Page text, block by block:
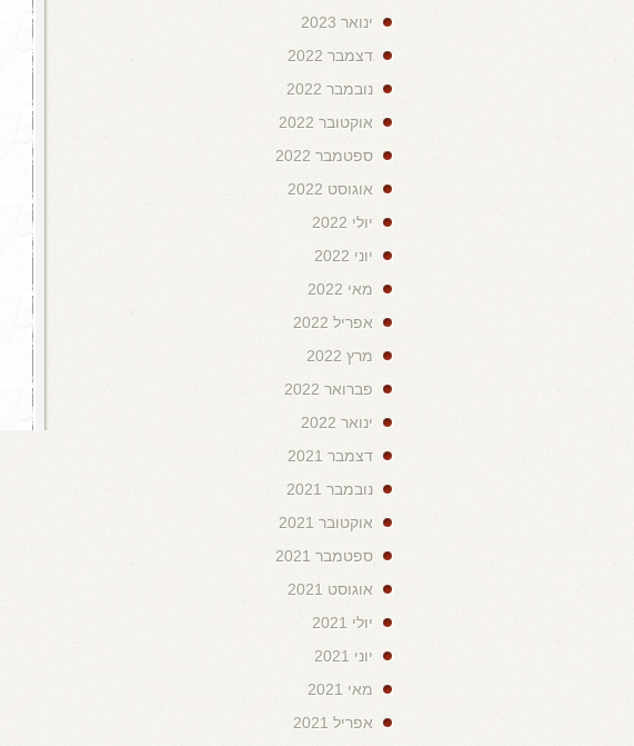
ינואר 2023
דצמבר 2022
נובמבר 2022
אוקטובר 2022
ספטמבר 2022
אוגוסט 2022
יולי 2022
יוני 2022
מאי 2022
אפריל 2022
מרץ 2022
פברואר 2022
ינואר 2022
דצמבר 2021
נובמבר 2021
אוקטובר 2021
ספטמבר 2021
אוגוסט 2021
יולי 2021
יוני 2021
מאי 2021
אפריל 2021